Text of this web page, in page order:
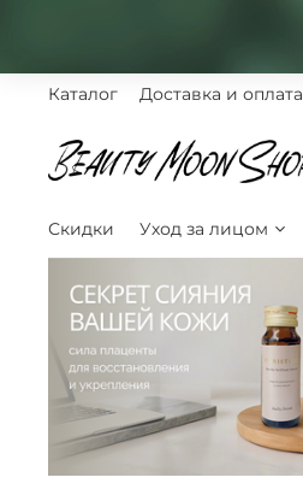
Каталог Доставка и оплата
Скидки Уход за лицом